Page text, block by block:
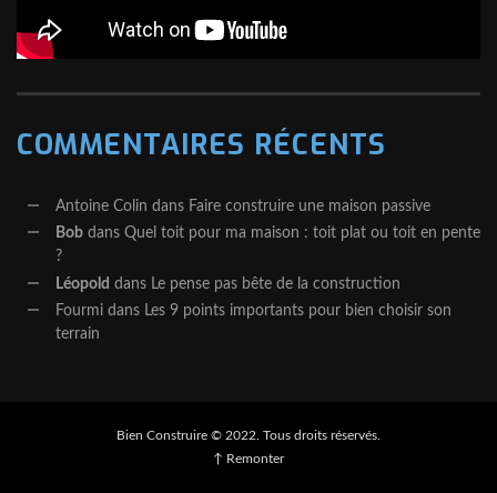
COMMENTAIRES RÉCENTS
Antoine Colin dans Faire construire une maison passive
Bob dans Quel toit pour ma maison : toit plat ou toit en pente
?
Léopold dans Le pense pas bête de la construction
Fourmi dans Les 9 points importants pour bien choisir son
terrain
Bien Construire © 2022. Tous droits réservés.
↑ Remonter